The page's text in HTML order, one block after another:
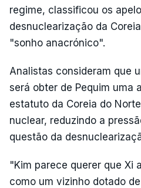
regime, classificou os
desnuclearização da
"sonho anacrónico".
Analistas consideram que
será obter de Pequim uma
estatuto da Coreia do
nuclear, reduzindo a
questão da
"Kim parece querer que Xi
como um vizinho dotado